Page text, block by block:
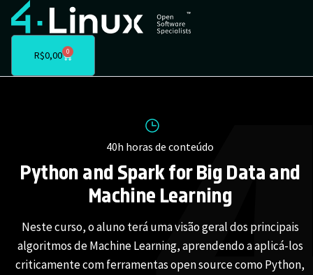
R$0,00 0
40h horas de conteúdo
Python and Spark for Big Data and
Machine Learning
Neste curso, o aluno terá uma visão geral dos principais
algoritmos de Machine Learning, aprendendo a aplicá-los
criticamente com ferramentas open source como Python,